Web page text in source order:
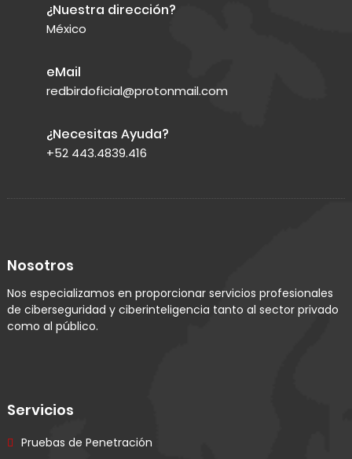
¿Nuestra dirección?
México
eMail
redbirdoficial@protonmail.com
¿Necesitas Ayuda?
+52 443.4839.416
Nosotros
Nos especializamos en proporcionar servicios profesionales
de ciberseguridad y ciberinteligencia tanto al sector privado
como al público.
Servicios
Pruebas de Penetración